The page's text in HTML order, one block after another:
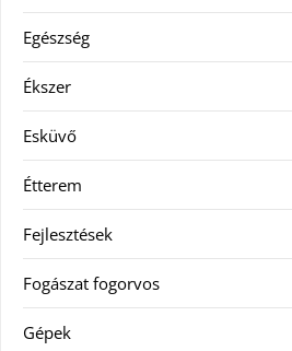
Egészség
Ékszer
Esküvő
Étterem
Fejlesztések
Fogászat fogorvos
Gépek